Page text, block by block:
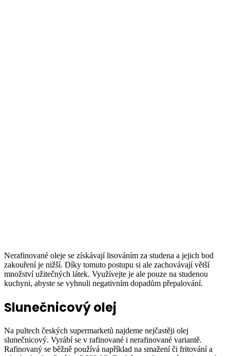
Nerafinované oleje se získávají lisováním za studena a jejich bod
zakouření je nižší. Díky tomuto postupu si ale zachovávají větší
množství užitečných látek. Využívejte je ale pouze na studenou
kuchyni, abyste se vyhnuli negativním dopadům přepalování.
Slunečnicový olej
Na pultech českých supermarketů najdeme nejčastěji olej
slunečnicový. Vyrábí se v rafinované i nerafinované variantě.
Rafinovaný se běžně používá například na smažení či fritování a